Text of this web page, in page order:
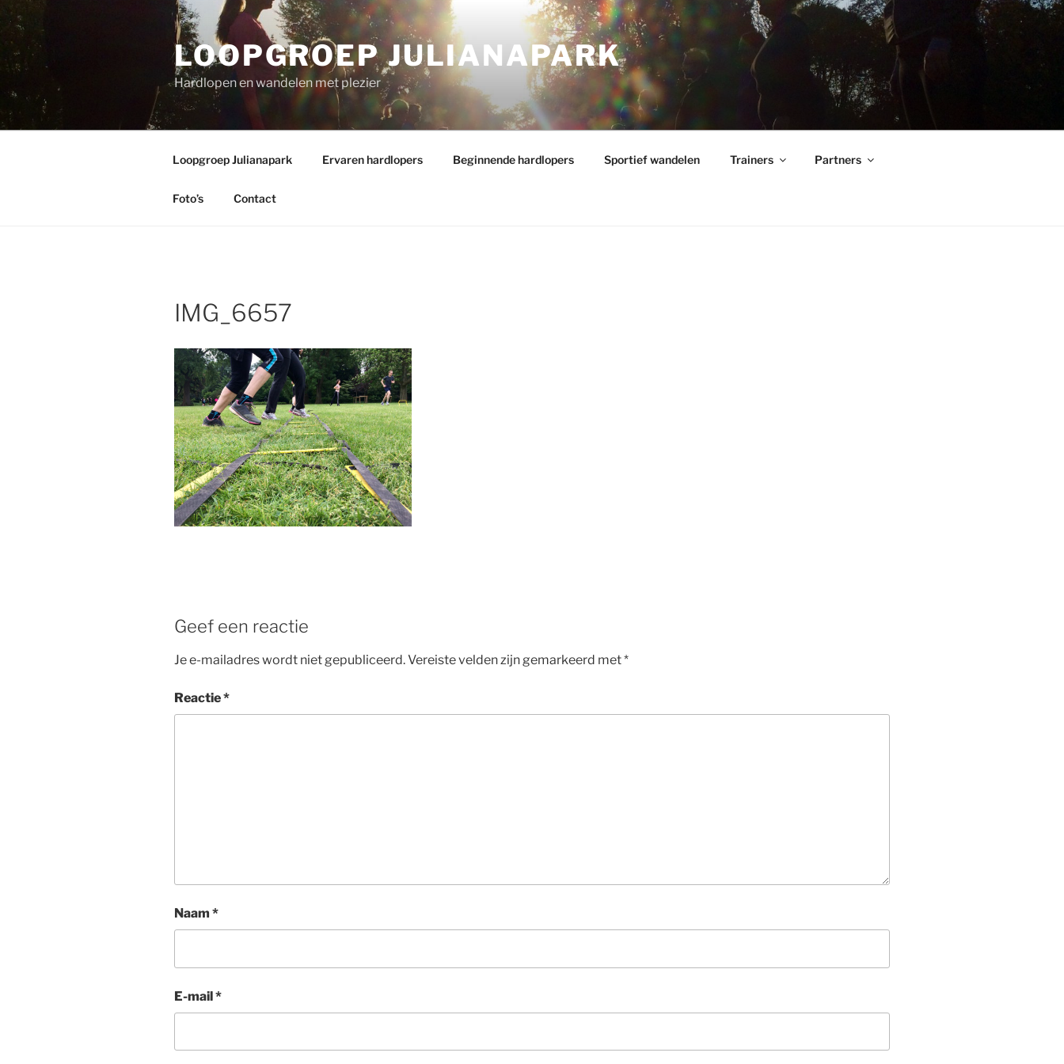
Ga
naar
de
inhoud
LOOPGROEP JULIANAPARK
Hardlopen en wandelen met plezier
Loopgroep Julianapark Ervaren hardlopers Beginnende hardlopers Sportief wandelen Trainers Partners
Foto’s Contact
IMG_6657
Geef een reactie
Je e-mailadres wordt niet gepubliceerd.Vereiste velden zijn gemarkeerd met*
Reactie*
Naam *
E-mail*